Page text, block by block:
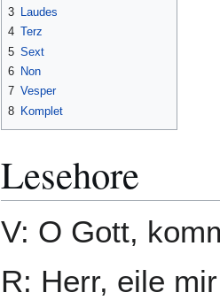
3 Laudes
4 Terz
5 Sext
6 Non
7 Vesper
8 Komplet
Lesehore
V: O Gott,
R: Herr, eile